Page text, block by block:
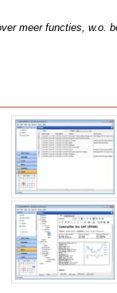
meer functies, w.o.